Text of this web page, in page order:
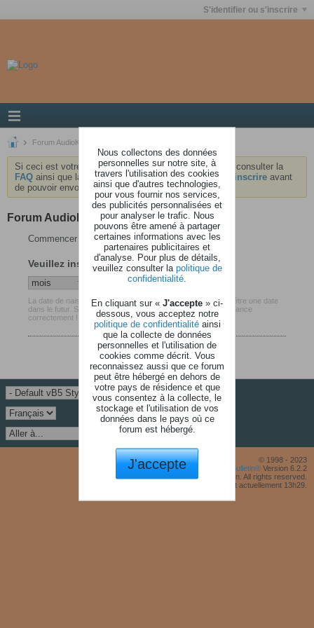
S'identifier ou s'inscrire
Forum AudioKeys
Si ceci est votre première visite, nous vous invitons à consulter la
FAQ ainsi que la chartedu forum . Vous devrez vous inscrire avant
de pouvoir envoyer des messages.
Forum AudioKeys
Commencer votre inscription
Veuillez insérer votre date de naissance
La date de naissance que vous avez renseigné ne peut pas être une date
dans le futur. Soyez certain d'avoir inséré votre date de naissance
correctement !
© 1998 - 2023
Powered by
vBulletin® Version 6.2.2
Copyright © 2026 MH Sub I, LLC dba vBulletin. All rights reserved.
Fuseau horaire GMT +1. Il est actuellement 13h29.
Nous collectons des données
personnelles sur notre site, à
travers l'utilisation des cookies
ainsi que d'autres technologies,
pour vous fournir nos services,
des publicités personnalisées et
pour analyser le trafic. Nous
pouvons être amené à partager
certaines informations avec les
partenaires publicitaires et
d'analyse. Pour plus de détails,
veuillez consulter la politique de
confidentialité
En cliquant sur « J'accepte » ci-
dessous, vous acceptez notre
politique de confidentialitéainsi
que la collecte de données
personnelles et l'utilisation de
cookies comme décrit. Vous
reconnaissez aussi que ce forum
peut être hébergé en dehors de
votre pays de résidence et que
vous consentez à la collecte, le
stockage et l'utilisation de vos
données dans le pays où ce
forum est hébergé.
J'accepte